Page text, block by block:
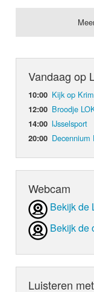
Vandaag op
10:00 Kijk op
12:00 Broodje
14:00 IJsselsport
20:00 Decennium
Webcam
Bekijk de
Bekijk de
Luisteren